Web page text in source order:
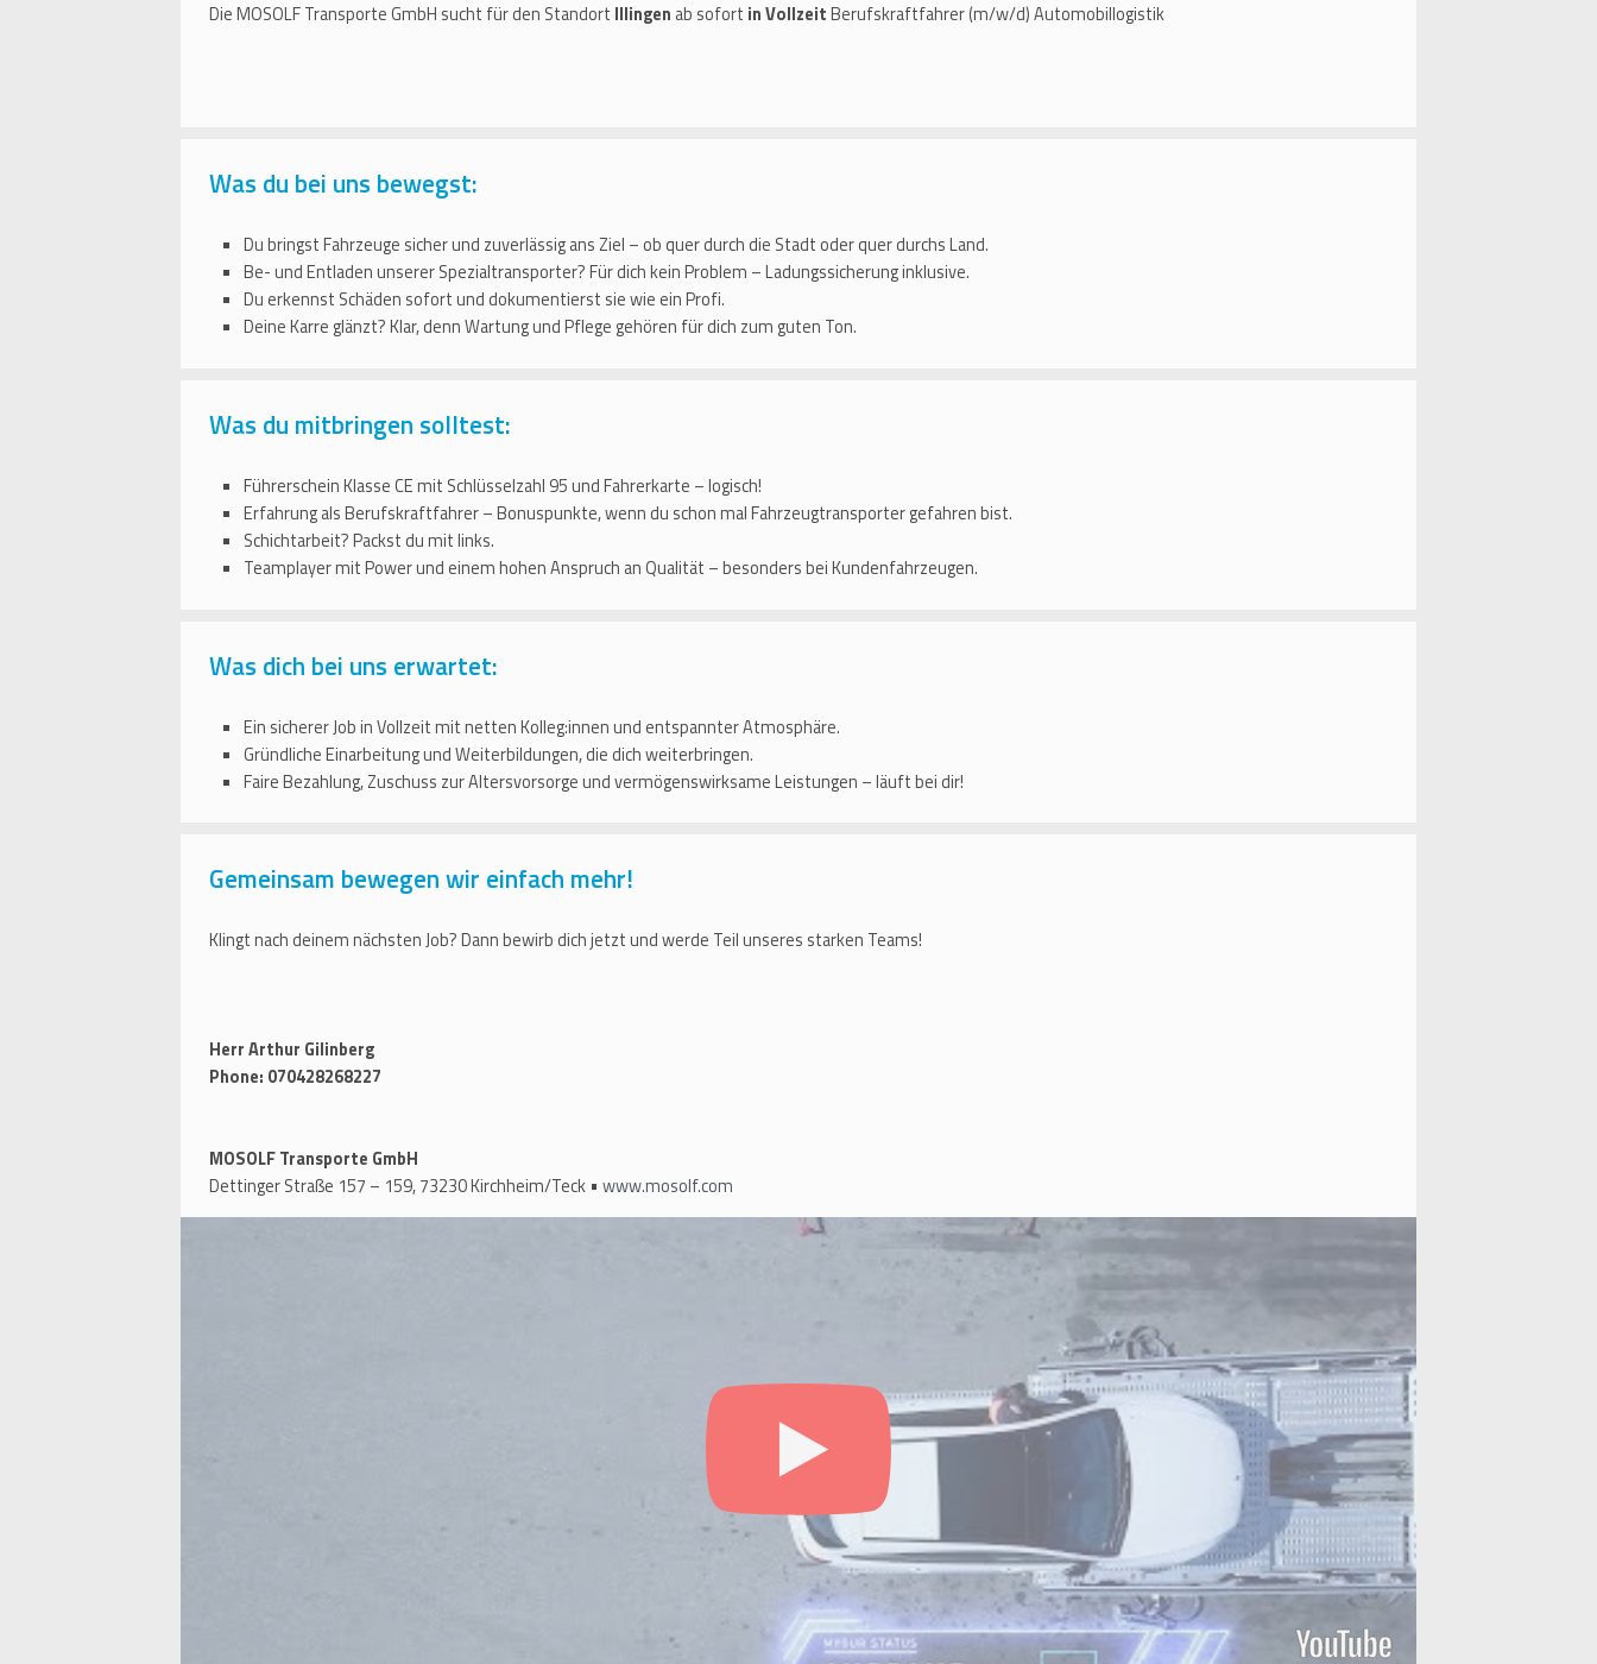
Die MOSOLF Transporte GmbH sucht für den Standort Illingen ab sofort in VollzeitBerufskraftfahrer (m/w/d) Automobillogistik
Was du bei uns bewegst:
Du bringst Fahrzeuge sicher und zuverlässig ans Ziel – ob quer durch die Stadt oder quer durchs Land.
Be- und Entladen unserer Spezialtransporter? Für dich kein Problem – Ladungssicherung inklusive.
Du erkennst Schäden sofort und dokumentierst sie wie ein Profi.
Deine Karre glänzt? Klar, denn Wartung und Pflege gehören für dich zum guten Ton.
Was du mitbringen solltest:
Führerschein Klasse CE mit Schlüsselzahl 95 und Fahrerkarte – logisch!
Erfahrung als Berufskraftfahrer – Bonuspunkte, wenn du schon mal Fahrzeugtransporter gefahren bist.
Schichtarbeit? Packst du mit links.
Teamplayer mit Power und einem hohen Anspruch an Qualität – besonders bei Kundenfahrzeugen.
Was dich bei uns erwartet:
Ein sicherer Job in Vollzeit mit netten Kolleg:innen und entspannter Atmosphäre.
Gründliche Einarbeitung und Weiterbildungen, die dich weiterbringen.
Faire Bezahlung, Zuschuss zur Altersvorsorge und vermögenswirksame Leistungen – läuft bei dir!
Gemeinsam bewegen wir einfach mehr!
Klingt nach deinem nächsten Job? Dann bewirb dich jetzt und werde Teil unseres starken Teams!
Herr Arthur Gilinberg
Phone: 070428268227
MOSOLF Transporte GmbH
Dettinger Straße 157 – 159, 73230 Kirchheim/Teck • www.mosolf.com